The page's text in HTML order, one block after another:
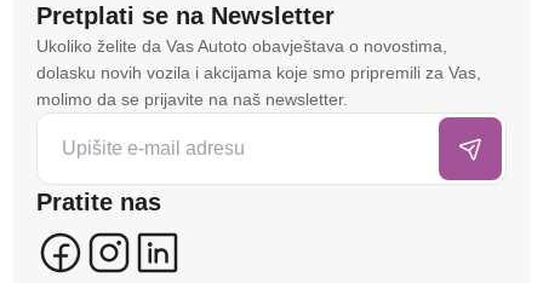
Pretplati se na Newsletter
Ukoliko želite da Vas Autoto obavještava o novostima,
dolasku novih vozila i akcijama koje smo pripremili za Vas,
molimo da se prijavite na naš newsletter.
Pratite nas
Traži
Na stranici
tehnologije kako bismo spremali i pristupali
informacijama na vašem uređaju. To nam omogućuje
da poboljšamo funkcionalnost stranice, analiziramo
posjećenost te prikazujemo personalizirane oglase i
sadržaje koji bi vas mogli zanimati. U tu svrhu mogu
se kreirati korisnički profili koji povezuju podatke s
više uređaja i web lokacija. Naši partneri također
koriste ove tehnologije.